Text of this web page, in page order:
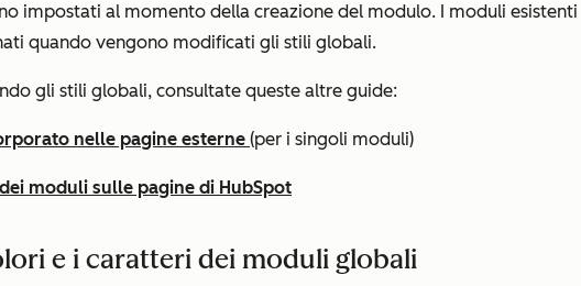
impostati al momento della creazione del modulo. I moduli esistenti
quando vengono modificati gli stili globali.
gli stili globali, consultate queste altre guide:
nelle pagine esterne (per i singoli moduli)
moduli sulle pagine di HubSpot
e i caratteri dei moduli globali